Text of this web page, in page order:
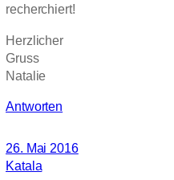
recherchiert!
Herzlicher
Gruss
Natalie
Antworten
26. Mai 2016
Katala